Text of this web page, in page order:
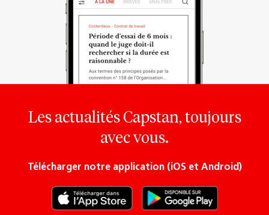
Les actualités Capstan, toujours
avec vous.
Télécharger notre application (iOS et Android)